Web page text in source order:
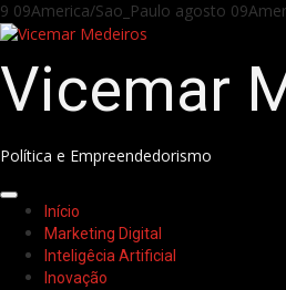
Skip
to
9 09America/Sao_Paulo agosto
Vicemar
Política e Empreendedorismo
Primary
Menu
Início
Marketing Digital
Inteligêcia Artificial
Inovação